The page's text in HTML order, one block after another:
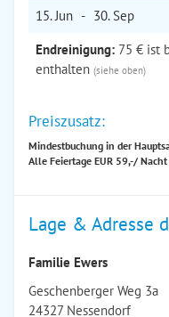
15. Jun - 30. Sep
Endreinigung: 75 € ist
enthalten (siehe oben)
Preiszusatz:
Mindestbuchung in der
Alle Feiertage EUR 59,-/ Nacht
Lage & Adresse
Familie Ewers
Geschenberger Weg 3a
24327 Nessendorf